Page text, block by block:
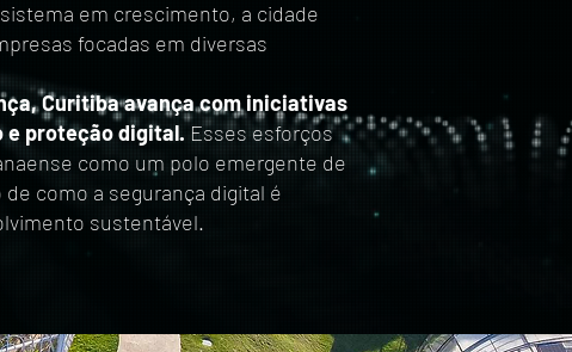
em crescimento, a cidade
focadas em diversas
Curitiba avança com iniciativas
e proteção digital. Esses esforços
como um polo emergente de
como a segurança digital é
sustentável.